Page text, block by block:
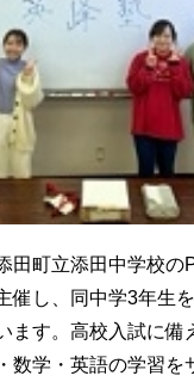
町立添田中学校の
催し、同中学3年生
ます。高校入試に備
数学・英語の学習を